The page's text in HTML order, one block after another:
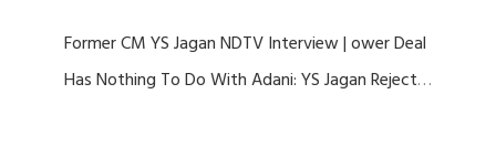
Former CM YS Jagan NDTV Interview | ower Deal
Has Nothing To Do With Adani: YS Jagan Rejects